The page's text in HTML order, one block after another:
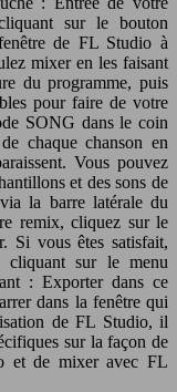
sur le bouton
de FL Studio à
mixer en les faisant
du programme, puis
pour faire de votre
SONG dans le coin
chaque chanson en
Vous pouvez
et des sons de
la barre latérale du
remix, cliquez sur le
Si vous êtes satisfait,
sur le menu
: Exporter dans ce
dans la fenêtre qui
de FL Studio, il
sur la façon de
et de mixer avec FL